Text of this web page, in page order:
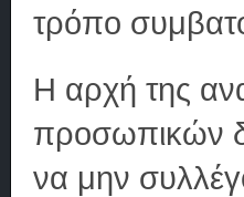
τρόπο
Η αρχή της
προσωπικών
να μην